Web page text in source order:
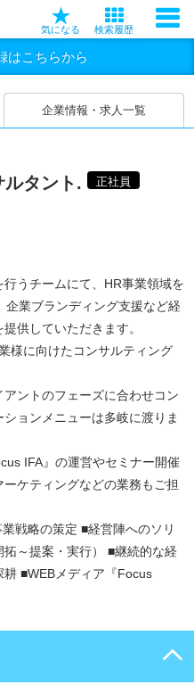
気になる 検索履歴
はこちらから
企業情報・求人一覧
タント.
正社員
うチームにて、HR事業領域を
企業ブランディング支援など経
供していただきます。
様に向けたコンサルティング
ントのフェーズに合わせコン
ョンメニューは多岐に渡りま
IFA』の運営やセミナー開催
ケティングなどの業務もご担
戦略の策定 ■経営陣へのソリ
～提案・実行） ■継続的な経
■WEBメディア『Focus